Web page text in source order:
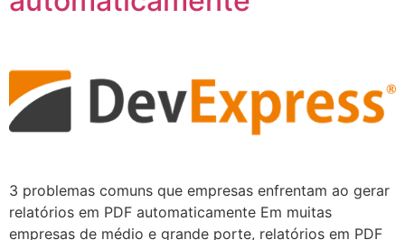
3 problemas comuns que empresas enfrentam ao gerar
relatórios em PDF automaticamente Em muitas
empresas de médio e grande porte, relatórios em PDF